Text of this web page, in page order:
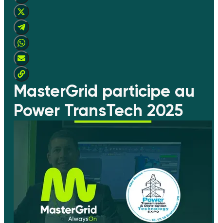
MasterGrid participe au
Power TransTech 2025